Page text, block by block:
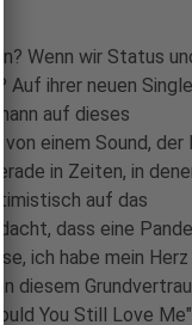
Wenn wir Status
Auf ihrer neuen Single
auf dieses
einem Sound, der
in Zeiten, in
auf das
dass eine
ich habe mein Herz
diesem
You Still Love Me"